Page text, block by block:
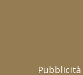
Pubblicità